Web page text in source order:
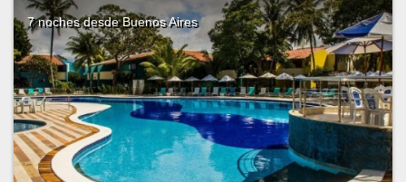
7 nochesdesde Buenos Aires